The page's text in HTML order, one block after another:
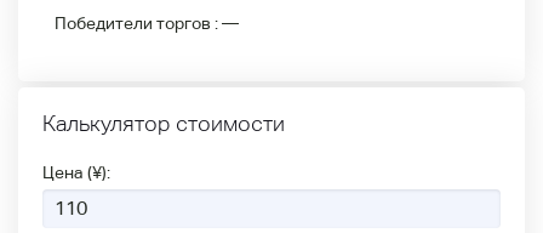
Победители
торгов :—
Калькулятор стоимости
Цена (¥):